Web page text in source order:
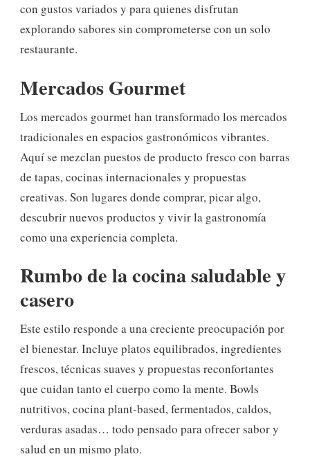
con gustos variados y para quienes disfrutan
explorando sabores sin comprometerse con un solo
restaurante.
Mercados Gourmet
Los mercados gourmet han transformado los mercados
tradicionales en espacios gastronómicos vibrantes.
Aquí se mezclan puestos de producto fresco con barras
de tapas, cocinas internacionales y propuestas
creativas. Son lugares donde comprar, picar algo,
descubrir nuevos productos y vivir la gastronomía
como una experiencia completa.
Rumbo de la cocina saludable y
casero
Este estilo responde a una creciente preocupación por
el bienestar. Incluye platos equilibrados, ingredientes
frescos, técnicas suaves y propuestas reconfortantes
que cuidan tanto el cuerpo como la mente. Bowls
nutritivos, cocina plant-based, fermentados, caldos,
verduras asadas… todo pensado para ofrecer sabor y
salud en un mismo plato.